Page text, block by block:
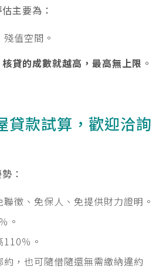
主要為：
值空間。
貸的成數就越高，最高無上限 。
貸款試算，歡迎洽詢
：
徵、免保人、免提供財力證明。
。
％。
約，也可隨借隨還無需繳納違約